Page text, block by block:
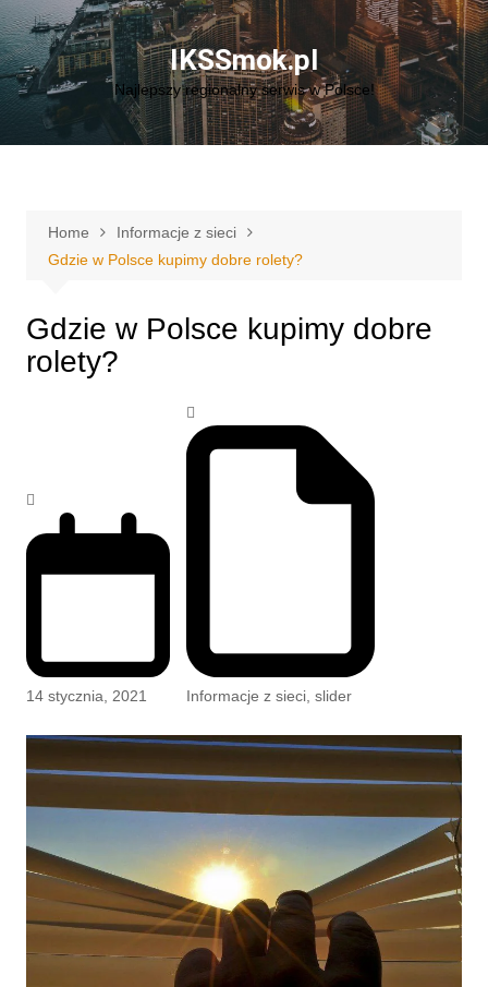
to
content
IKSSmok.pl
Najlepszy regionalny serwis w Polsce!
Home
Informacje z sieci
Gdzie w Polsce kupimy dobre rolety?
Gdzie w Polsce kupimy dobre
rolety?
14 stycznia, 2021 Informacje z sieci, slider